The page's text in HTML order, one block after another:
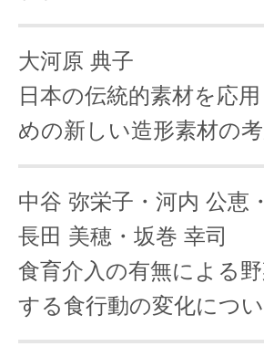
大河原 典子
日本の伝統的素材を応
めの新しい造形素材の
中谷 弥栄子・河内 公恵・
長田 美穂・坂巻 幸司
食育介入の有無による
する食行動の変化につ